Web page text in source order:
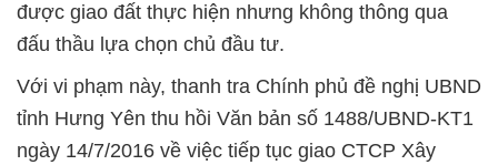
được giao đất thực hiện nhưng không thông qua
đấu thầu lựa chọn chủ đầu tư.
Với vi phạm này, thanh tra Chính phủ đề nghị UBND
tỉnh Hưng Yên thu hồi Văn bản số 1488/UBND-KT1
ngày 14/7/2016 về việc tiếp tục giao CTCP Xây